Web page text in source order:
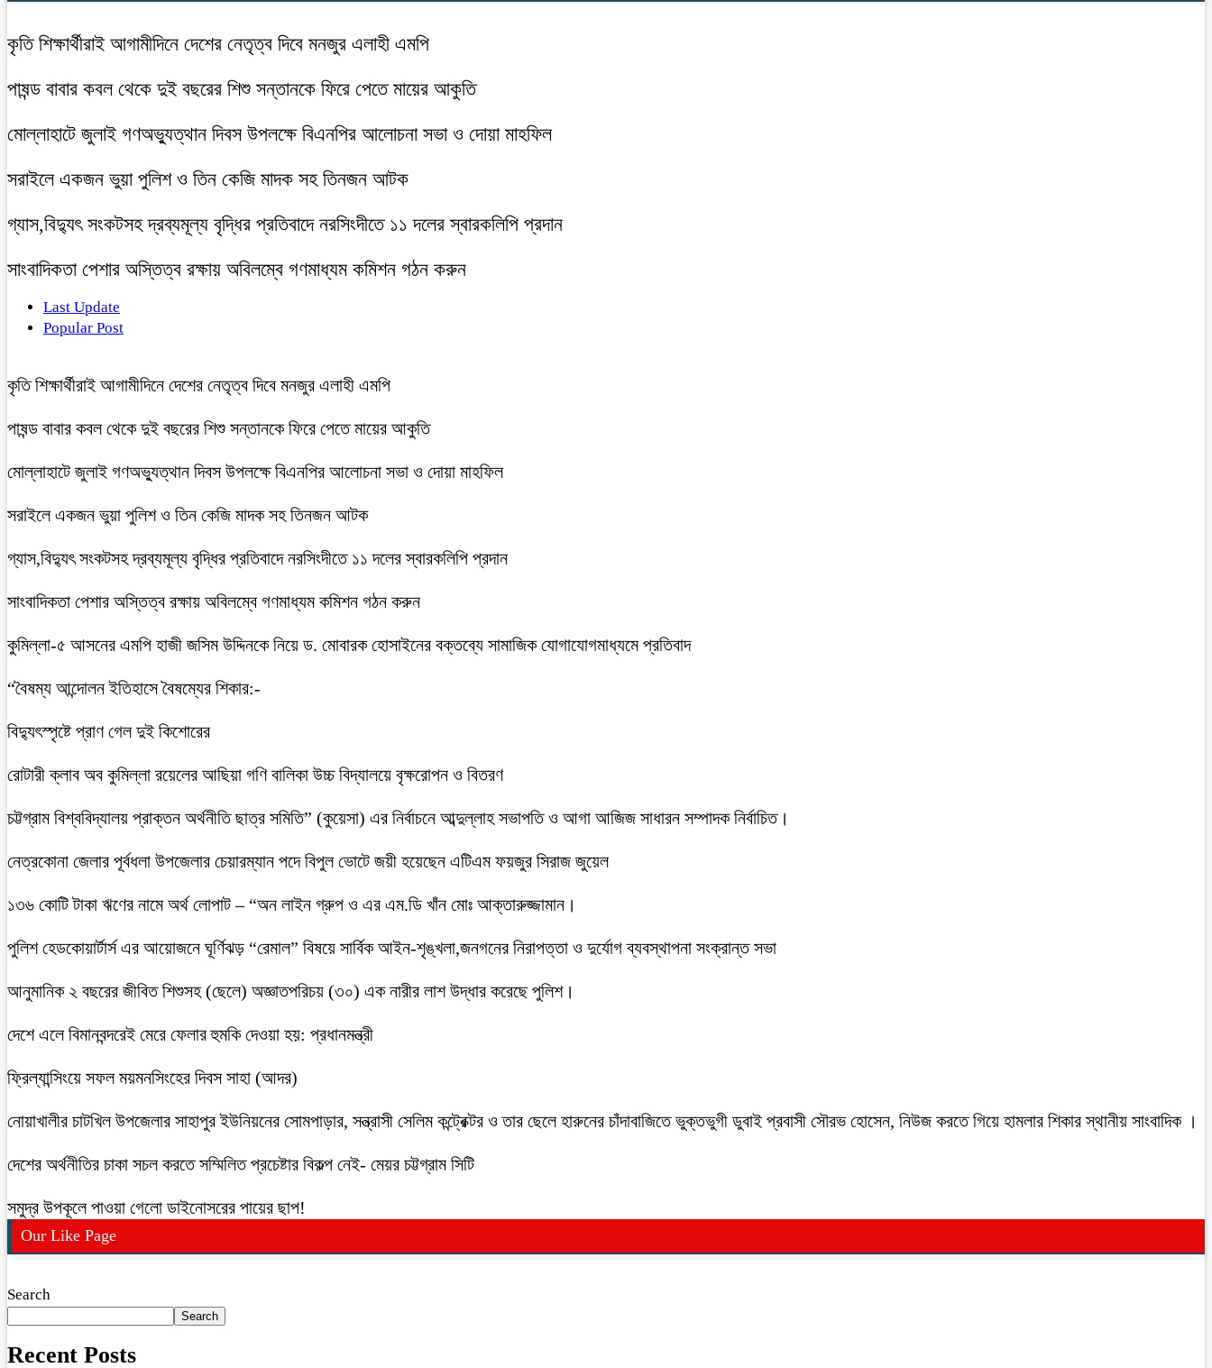
কৃতি শিক্ষার্থীরাই আগামীদিনে দেশের নেতৃত্ব দিবে মনজুর এলাহী এমপি
পাষন্ড বাবার কবল থেকে দুই বছরের শিশু সন্তানকে ফিরে পেতে মায়ের আকুতি
মোল্লাহাটে জুলাই গণঅভ্যুত্থান দিবস উপলক্ষে বিএনপির আলোচনা সভা ও দোয়া মাহফিল
সরাইলে একজন ভুয়া পুলিশ ও তিন কেজি মাদক সহ তিনজন আটক
গ্যাস,বিদ্যুৎ সংকটসহ দ্রব্যমূল্য বৃদ্ধির প্রতিবাদে নরসিংদীতে ১১ দলের স্বারকলিপি প্রদান
সাংবাদিকতা পেশার অস্তিত্ব রক্ষায় অবিলম্বে গণমাধ্যম কমিশন গঠন করুন
Last Update
Popular Post
কৃতি শিক্ষার্থীরাই আগামীদিনে দেশের নেতৃত্ব দিবে মনজুর এলাহী এমপি
পাষন্ড বাবার কবল থেকে দুই বছরের শিশু সন্তানকে ফিরে পেতে মায়ের আকুতি
মোল্লাহাটে জুলাই গণঅভ্যুত্থান দিবস উপলক্ষে বিএনপির আলোচনা সভা ও দোয়া মাহফিল
সরাইলে একজন ভুয়া পুলিশ ও তিন কেজি মাদক সহ তিনজন আটক
গ্যাস,বিদ্যুৎ সংকটসহ দ্রব্যমূল্য বৃদ্ধির প্রতিবাদে নরসিংদীতে ১১ দলের স্বারকলিপি প্রদান
সাংবাদিকতা পেশার অস্তিত্ব রক্ষায় অবিলম্বে গণমাধ্যম কমিশন গঠন করুন
কুমিল্লা-৫ আসনের এমপি হাজী জসিম উদ্দিনকে নিয়ে ড. মোবারক হোসাইনের বক্তব্যে সামাজিক যোগাযোগমাধ্যমে প্রতিবাদ
“বৈষম্য আন্দোলন ইতিহাসে বৈষম্যের শিকার:-
বিদ্যুৎস্পৃষ্টে প্রাণ গেল দুই কিশোরের
রোটারী ক্লাব অব কুমিল্লা রয়েলের আছিয়া গণি বালিকা উচ্চ বিদ্যালয়ে বৃক্ষরোপন ও বিতরণ
চট্টগ্রাম বিশ্ববিদ্যালয় প্রাক্তন অর্থনীতি ছাত্র সমিতি” (কুয়েসা) এর নির্বাচনে আব্দুল্লাহ সভাপতি ও আগা আজিজ সাধারন সম্পাদক নির্বাচিত।
নেত্রকোনা জেলার পূর্বধলা উপজেলার চেয়ারম্যান পদে বিপুল ভোটে জয়ী হয়েছেন এটিএম ফয়জুর সিরাজ জুয়েল
১৩৬ কোটি টাকা ঋণের নামে অর্থ লোপাট – “অন লাইন গ্রুপ ও এর এম.ডি খাঁন মোঃ আক্তারুজ্জামান।
পুলিশ হেডকোয়ার্টার্স এর আয়োজনে ঘূর্ণিঝড় “রেমাল” বিষয়ে সার্বিক আইন-শৃঙ্খলা,জনগনের নিরাপত্তা ও দুর্যোগ ব্যবস্থাপনা সংক্রান্ত সভা
আনুমানিক ২ বছরের জীবিত শিশুসহ (ছেলে) অজ্ঞাতপরিচয় (৩০) এক নারীর লাশ উদ্ধার করেছে পুলিশ।
দেশে এলে বিমানবন্দরেই মেরে ফেলার হুমকি দেওয়া হয়: প্রধানমন্ত্রী
ফ্রিল্যান্সিংয়ে সফল ময়মনসিংহের দিবস সাহা (আদর)
নোয়াখালীর চাটখিল উপজেলার সাহাপুর ইউনিয়নের সোমপাড়ার, সন্ত্রাসী সেলিম কন্ট্রেক্টর ও তার ছেলে হারুনের চাঁদাবাজিতে ভুক্তভুগী ডুবাই প্রবাসী সৌরভ হোসেন, নিউজ করতে গিয়ে হামলার শিকার স্থানীয় সাংবাদিক ।
দেশের অর্থনীতির চাকা সচল করতে সম্মিলিত প্রচেষ্টার বিকল্প নেই- মেয়র চট্টগ্রাম সিটি
সমুদ্র উপকূলে পাওয়া গেলো ডাইনোসরের পায়ের ছাপ!
Our Like Page
Search
Search
Recent Posts